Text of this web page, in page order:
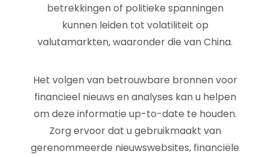
betrekkingen of politieke spanningen
kunnen leiden tot volatiliteit op
valutamarkten, waaronder die van China.
Het volgen van betrouwbare bronnen voor
financieel nieuws en analyses kan u helpen
om deze informatie up-to-date te houden.
Zorg ervoor dat u gebruikmaakt van
gerenommeerde nieuwswebsites, financiële